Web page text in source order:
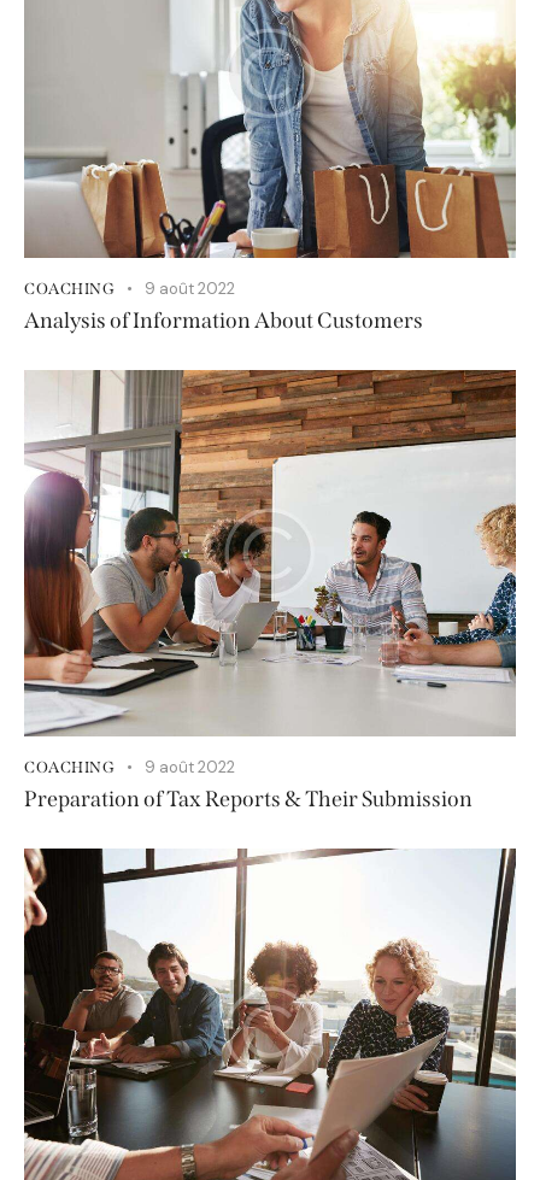
COACHING 9 août 2022
Analysis of Information About Customers
COACHING 9 août 2022
Preparation of Tax Reports & Their Submission